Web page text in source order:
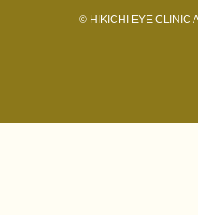
© HIKICHI EYE CLINIC